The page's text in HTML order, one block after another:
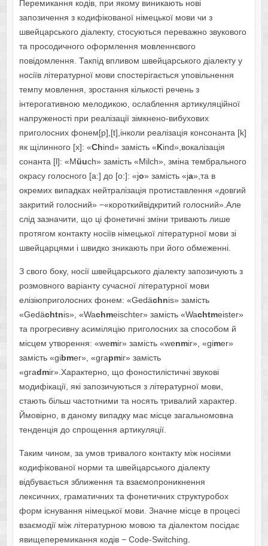
Перемикання кодів, при якому виникають нові
запозичення з кодифікованої німецької мови чи з
швейцарського діалекту, стосуються переважно звукового
та просодичного оформлення мовленнєвого
повідомлення. Такпід впливом швейцарського діалекту у
носіїв літературної мови спостерігається уповільнення
темпу мовлення, зростання кількості речень з
інтерогативною мелодикою, ослаблення артикуляційної
напруженості при реалізації зімкнено-вибухових
приголосних фонем[p],[t],інколи реалізація консонанта [k]
як щілинного [x]: «Chind» замість «Kind»,вокалізація
сонанта [l]: «Müuch» замість «Milch», зміна тембрального
окрасу голосного [a:] до [o:]: «jo» замість «ja»,та в
окремих випадках нейтралізація протиставлення «довгий
закритий голосний» −«короткийвідкритий голосний».Але
слід зазначити, що ці фонетичні зміни тривають лише
протягом контакту носіїв німецької літературної мови зі
швейцарцями і швидко зникають при його обмеженні.
З свого боку, носії швейцарського діалекту запозичують з
розмовного варіанту сучасної літературної мови
елізіюприголосних фонем: «Gedächnis» замість
«Gedächtnis», «Wachmeischter» замість «Wachtmeister»
та прогресивну асиміляцію приголосних за способом й
місцем утворення: «wemir» замість «wenmir», «gimer»
замість «gibmer», «grapmir» замість
«gradmir».Характерно, що фоностилістичні звукові
модифікації, які запозичуються з літературної мови,
стають більш частотними та носять тривалий характер.
Ймовірно, в даному випадку має місце загальномовна
тенденція до спрощення артикуляції.
Таким чином, за умов тривалого контакту між носіями
кодифікованої норми та швейцарського діалекту
відбувається зближення та взаємопроникнення
лексичних, граматичних та фонетичних структуробох
форм існування німецької мови. Значне місце в процесі
взаємодії між літературною мовою та діалектом посідає
явищеперемикання кодів − Code-Switching.